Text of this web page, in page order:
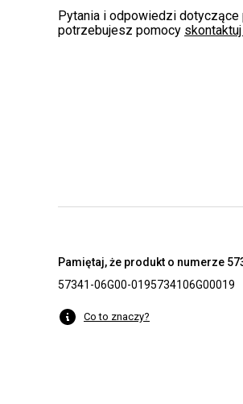
Pytania i odpowiedzi dotyczące
potrzebujesz pomocy
Pamiętaj, że produkt o numerze
57341-06G00-0195734106G00019
Co to znaczy?